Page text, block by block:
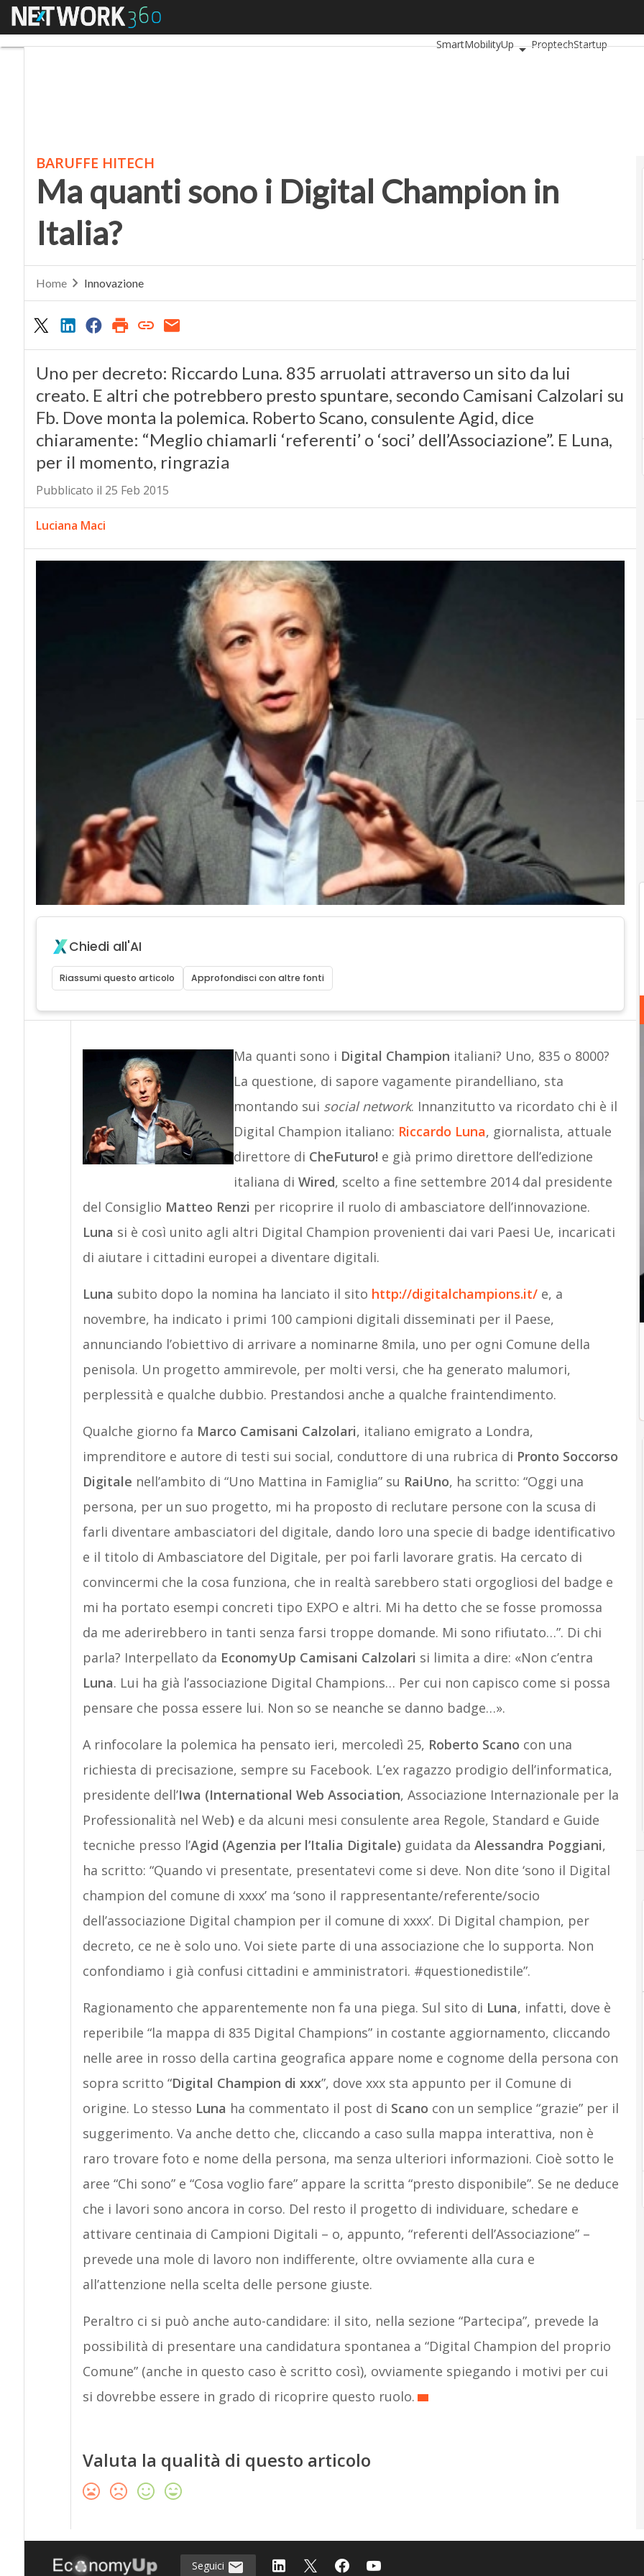
Menu
SmartMobilityUp
ProptechStartup
BARUFFE HITECH
Ma quanti sono i Digital Champion in
Italia?
Home Innovazione
Uno per decreto: Riccardo Luna. 835 arruolati attraverso un sito da lui
creato. E altri che potrebbero presto spuntare, secondo Camisani Calzolari su
Fb. Dove monta la polemica. Roberto Scano, consulente Agid, dice
chiaramente: “Meglio chiamarli ‘referenti’ o ‘soci’ dell’Associazione”. E Luna,
per il momento, ringrazia
Pubblicato il 25 Feb 2015
Luciana Maci
Chiedi all'AI
Riassumi questo articolo Approfondisci con altre fonti
Ma quanti sono i Digital Champion italiani? Uno, 835 o 8000?
La questione, di sapore vagamente pirandelliano, sta
montando sui social network. Innanzitutto va ricordato chi è il
Digital Champion italiano: Riccardo Luna, giornalista, attuale
direttore di CheFuturo! e già primo direttore dell’edizione
italiana di Wired, scelto a fine settembre 2014 dal presidente
del Consiglio Matteo Renzi per ricoprire il ruolo di ambasciatore dell’innovazione.
Luna si è così unito agli altri Digital Champion provenienti dai vari Paesi Ue, incaricati
di aiutare i cittadini europei a diventare digitali.
Luna subito dopo la nomina ha lanciato il sito http://digitalchampions.it/e, a
novembre, ha indicato i primi 100 campioni digitali disseminati per il Paese,
annunciando l’obiettivo di arrivare a nominarne 8mila, uno per ogni Comune della
penisola. Un progetto ammirevole, per molti versi, che ha generato malumori,
perplessità e qualche dubbio. Prestandosi anche a qualche fraintendimento.
Qualche giorno fa Marco Camisani Calzolari, italiano emigrato a Londra,
imprenditore e autore di testi sui social, conduttore di una rubrica di Pronto Soccorso
Digitale nell’ambito di “Uno Mattina in Famiglia” su RaiUno, ha scritto: “Oggi una
persona, per un suo progetto, mi ha proposto di reclutare persone con la scusa di
farli diventare ambasciatori del digitale, dando loro una specie di badge identificativo
e il titolo di Ambasciatore del Digitale, per poi farli lavorare gratis. Ha cercato di
convincermi che la cosa funziona, che in realtà sarebbero stati orgogliosi del badge e
mi ha portato esempi concreti tipo EXPO e altri. Mi ha detto che se fosse promossa
da me aderirebbero in tanti senza farsi troppe domande. Mi sono rifiutato…”. Di chi
parla? Interpellato da EconomyUp Camisani Calzolari si limita a dire: «Non c’entra
Luna. Lui ha già l’associazione Digital Champions… Per cui non capisco come si possa
pensare che possa essere lui. Non so se neanche se danno badge…».
A rinfocolare la polemica ha pensato ieri, mercoledì 25, Roberto Scano con una
richiesta di precisazione, sempre su Facebook. L’ex ragazzo prodigio dell’informatica,
presidente dell’Iwa (International Web Association, Associazione Internazionale per la
Professionalità nel Web) e da alcuni mesi consulente area Regole, Standard e Guide
tecniche presso l’Agid (Agenzia per l’Italia Digitale) guidata da Alessandra Poggiani,
ha scritto: “Quando vi presentate, presentatevi come si deve. Non dite ‘sono il Digital
champion del comune di xxxx’ ma ‘sono il rappresentante/referente/socio
dell’associazione Digital champion per il comune di xxxx’. Di Digital champion, per
decreto, ce ne è solo uno. Voi siete parte di una associazione che lo supporta. Non
confondiamo i già confusi cittadini e amministratori. ‪#‎questionedistile‬”.
Ragionamento che apparentemente non fa una piega. Sul sito di Luna, infatti, dove è
reperibile “la mappa di 835 Digital Champions” in costante aggiornamento, cliccando
nelle aree in rosso della cartina geografica appare nome e cognome della persona con
sopra scritto “Digital Champion di xxx”, dove xxx sta appunto per il Comune di
origine. Lo stesso Luna ha commentato il post di Scano con un semplice “grazie” per il
suggerimento. Va anche detto che, cliccando a caso sulla mappa interattiva, non è
raro trovare foto e nome della persona, ma senza ulteriori informazioni. Cioè sotto le
aree “Chi sono” e “Cosa voglio fare” appare la scritta “presto disponibile”. Se ne deduce
che i lavori sono ancora in corso. Del resto il progetto di individuare, schedare e
attivare centinaia di Campioni Digitali – o, appunto, “referenti dell’Associazione” –
prevede una mole di lavoro non indifferente, oltre ovviamente alla cura e
all’attenzione nella scelta delle persone giuste.
Peraltro ci si può anche auto-candidare: il sito, nella sezione “Partecipa”, prevede la
possibilità di presentare una candidatura spontanea a “Digital Champion del proprio
Comune” (anche in questo caso è scritto così), ovviamente spiegando i motivi per cui
si dovrebbe essere in grado di ricoprire questo ruolo.
Valuta la qualità di questo articolo
Seguici